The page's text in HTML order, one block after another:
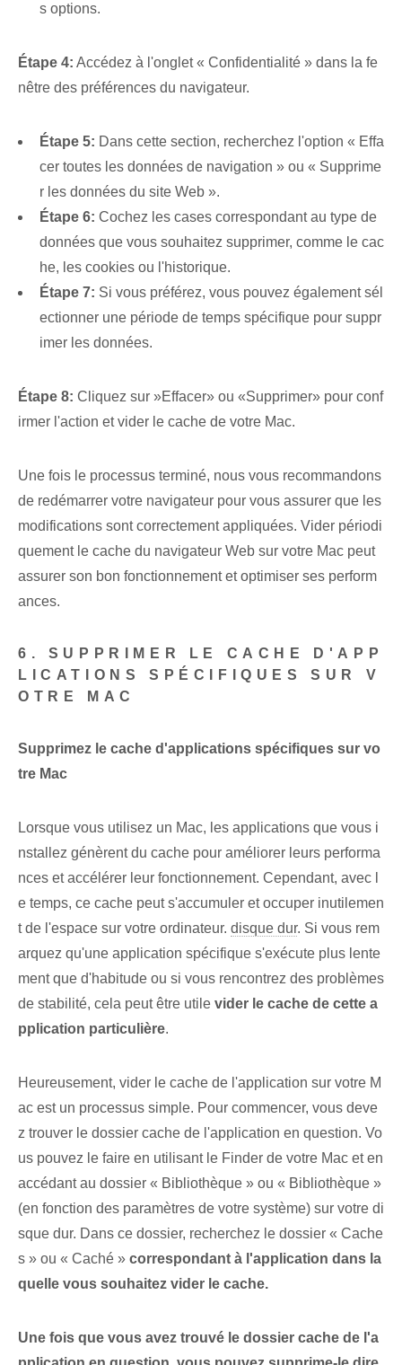
s options.
Étape 4: Accédez à l'onglet « Confidentialité » dans la fe
nêtre des préférences du navigateur.
Étape 5: Dans cette section, recherchez l'option « Effa
cer toutes les données de navigation » ou « Supprime
r les données du site Web ».
Étape 6: Cochez les cases correspondant au type de
données que vous souhaitez supprimer, comme le cac
he, les cookies ou l'historique.
Étape 7: Si vous préférez, vous pouvez également sél
ectionner une période de temps spécifique pour suppr
imer les données.
Étape 8: Cliquez sur ⁣»Effacer» ou «Supprimer» pour conf
irmer l'action et vider le cache de votre Mac.
Une fois le processus terminé, nous vous recommandons
de redémarrer votre navigateur pour vous assurer que les
modifications sont correctement appliquées. Vider périodi
quement le cache du navigateur Web sur votre Mac peut
assurer son bon fonctionnement et optimiser ses perform
ances.
6. SUPPRIMER LE CACHE D'APP
LICATIONS SPÉCIFIQUES SUR V
OTRE MAC
Supprimez le cache d'applications spécifiques sur vo
tre Mac
Lorsque vous utilisez un Mac, les applications que vous i
nstallez génèrent du cache pour améliorer leurs performa
nces⁤ et accélérer leur fonctionnement. Cependant, avec l
e temps, ce cache peut s'accumuler et occuper inutilemen
t de l'espace sur votre ordinateur. disque dur. Si vous rem
arquez qu'une application spécifique s'exécute plus lente
ment que d'habitude ou si vous rencontrez des problèmes
de stabilité, cela peut être utile vider le cache de cette a
pplication particulière.
Heureusement, vider le cache de l'application sur votre M
ac est un processus simple. Pour commencer, vous deve
z trouver le dossier cache de l'application en question. Vo
us pouvez le faire en utilisant le Finder de votre Mac et en
accédant au dossier « Bibliothèque » ou « Bibliothèque »
(en fonction des paramètres de votre système) sur votre di
sque dur. Dans ce dossier, recherchez le dossier « Cache
s » ou « Caché » correspondant à l'application dans la
quelle vous souhaitez vider le cache.
Une fois que vous avez trouvé le dossier cache de l'a